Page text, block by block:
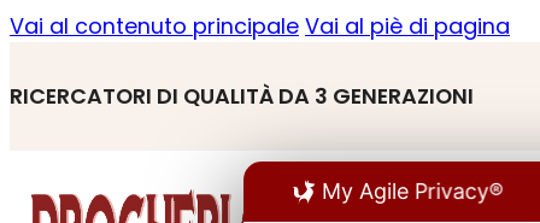
Vai al contenuto principale Vai al piè di pagina
RICERCATORI DI QUALITÀ DA 3 GENERAZIONI
My Agile Privacy®